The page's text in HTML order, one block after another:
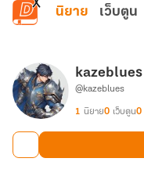
ข้ามไปยังเนื้อหาหลัก
นิยาย เว็บตูน
kazeblues
@kazeblues
1 นิยาย0 เว็บตูน0